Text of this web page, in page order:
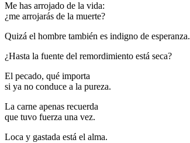
Me has arrojado de la vida:
¿me arrojarás de la muerte?
Quizá el hombre también es indigno de esperanza.
¿Hasta la fuente del remordimiento está seca?
El pecado, qué importa
si ya no conduce a la pureza.
La carne apenas recuerda
que tuvo fuerza una vez.
Loca y gastada está el alma.